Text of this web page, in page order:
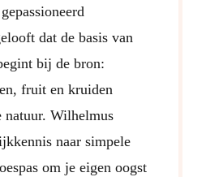
dat de basis van
bij de bron:
fruit en kruiden
natuur. Wilhelmus
naar simpele
om je eigen oogst